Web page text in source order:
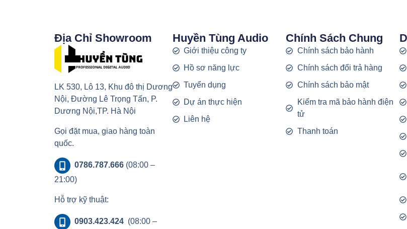
Địa Chỉ Showroom
LK 530, Lô 13, Khu đô thị Dương
Nội, Đường Lê Trọng Tấn, P.
Dương Nội,TP. Hà Nội
Gọi đặt mua, giao hàng toàn
quốc.
0786.787.666(08:00 –
21:00)
Hỗ trợ kỹ thuật:
0903.423.424 (08:00 –
Huyền Tùng Audio
Giới thiệu công ty
Hồ sơ năng lực
Tuyển dụng
Dự án thực hiện
Liên hệ
Chính Sách Chung
Chính sách bảo hành
Chính sách đổi trả hàng
Chính sách bảo mật
Kiểm tra mã bảo hành điện
tử
Thanh toán